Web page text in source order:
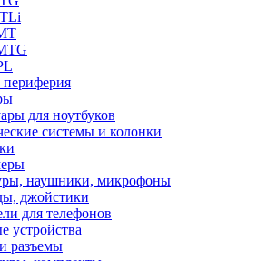
периферия
для ноутбуков
системы и колонки
наушники, микрофоны
джойстики
для телефонов
устройства
разъемы